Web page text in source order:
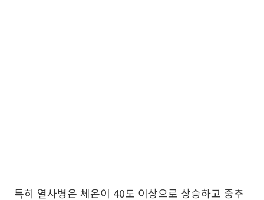
특히 열사병은 체온이 40도 이상으로 상승하고 중추